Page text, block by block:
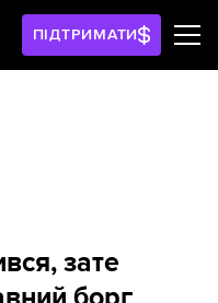
ПІДТРИМАТИ
зате